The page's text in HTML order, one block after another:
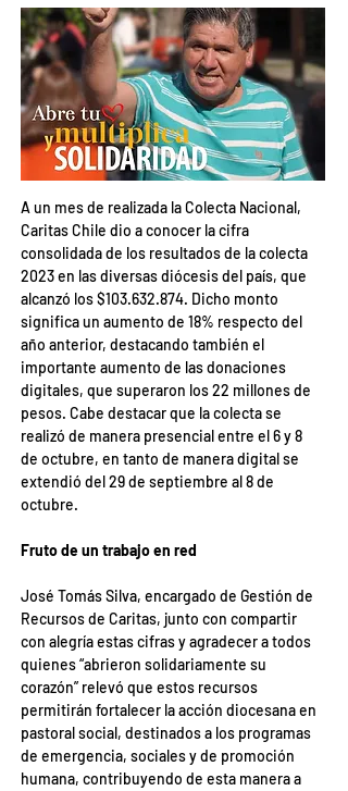
A un mes de realizada la Colecta Nacional,
Caritas Chile dio a conocer la cifra
consolidada de los resultados de la colecta
2023 en las diversas diócesis del país, que
alcanzó los $103.632.874. Dicho monto
significa un aumento de 18% respecto del
año anterior, destacando también el
importante aumento de las donaciones
digitales, que superaron los 22 millones de
pesos. Cabe destacar que la colecta se
realizó de manera presencial entre el 6 y 8
de octubre, en tanto de manera digital se
extendió del 29 de septiembre al 8 de
octubre.
Fruto de un trabajo en red
José Tomás Silva, encargado de Gestión de
Recursos de Caritas, junto con compartir
con alegría estas cifras y agradecer a todos
quienes “abrieron solidariamente su
corazón” relevó que estos recursos
permitirán fortalecer la acción diocesana en
pastoral social, destinados a los programas
de emergencia, sociales y de promoción
humana, contribuyendo de esta manera a